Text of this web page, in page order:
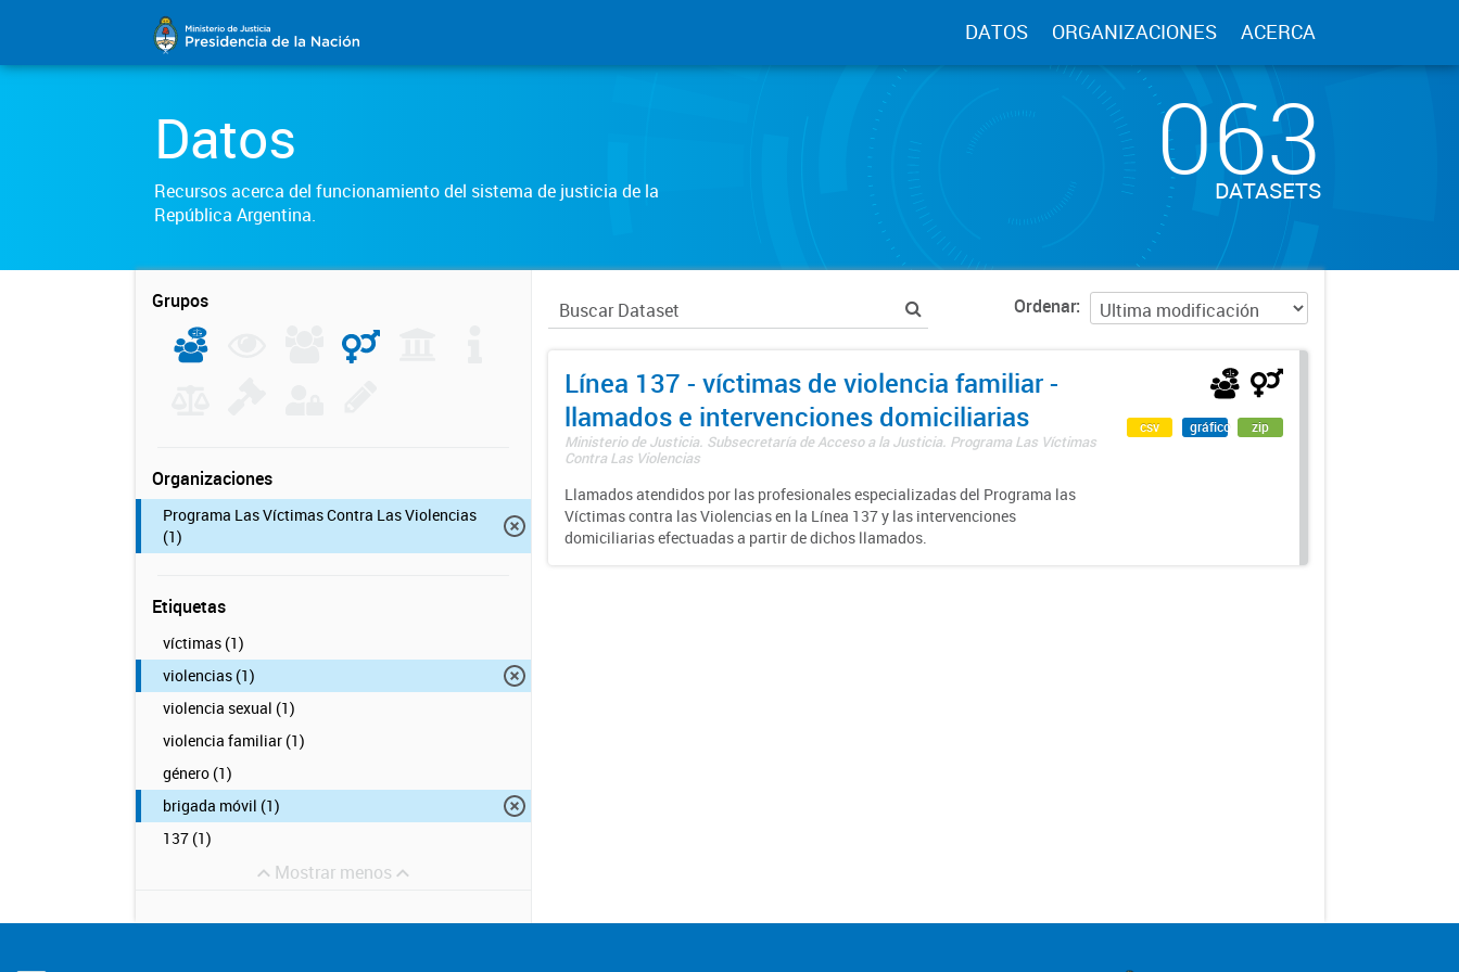
DATOS ORGANIZACIONES ACERCA
Datos
Recursos acerca del funcionamiento del sistema de justicia de la
República Argentina.
063
DATASETS
Grupos
Organizaciones
Programa Las Víctimas Contra Las Violencias
(1)
Etiquetas
víctimas (1)
violencias (1)
violencia sexual (1)
violencia familiar (1)
género (1)
brigada móvil (1)
137 (1)
Mostrar menos
Ordenar
Línea 137 - víctimas de violencia familiar -
llamados e intervenciones domiciliarias
Ministerio de Justicia. Subsecretaría de Acceso a la Justicia. Programa Las Víctimas
Contra Las Violencias
Llamados atendidos por las profesionales especializadas del Programa las
Víctimas contra las Violencias en la Línea 137 y las intervenciones
domiciliarias efectuadas a partir de dichos llamados.
csv gráfico zip